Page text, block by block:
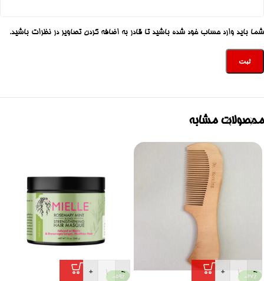
شما باید وارد حساب خود شده باشید تا قادر به اضافه کردن تصاویر در نظرات باشید.
محصولات مشابه
-27%
-
+
-59%
-
+